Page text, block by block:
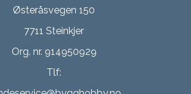
Østeråsvegen 150
7711 Steinkjer
Org. nr. 914950929
Tlf: